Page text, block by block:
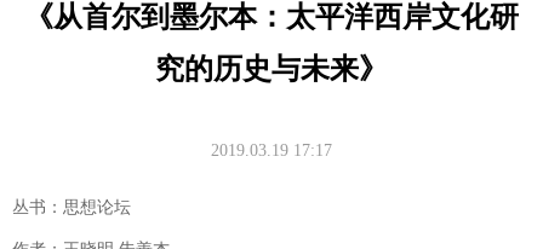
《从首尔到墨尔本：太平洋西岸文化研
究的历史与未来》
2019.03.19 17:17
丛书：思想论坛